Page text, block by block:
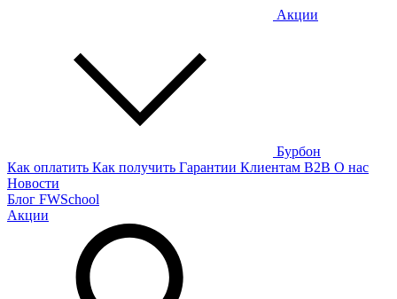
Акции
Бурбон
Как оплатить Как получить Гарантии Клиентам B2B О нас
Новости
Блог FWSchool
Акции